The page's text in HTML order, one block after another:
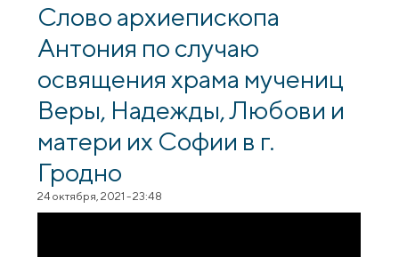
Слово архиепископа
Антония по случаю
освящения храма мучениц
Веры, Надежды, Любови и
матери их Софии в г.
Гродно
24 октября, 2021 - 23:48